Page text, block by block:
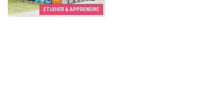
ETUDIER & APPRENDRE